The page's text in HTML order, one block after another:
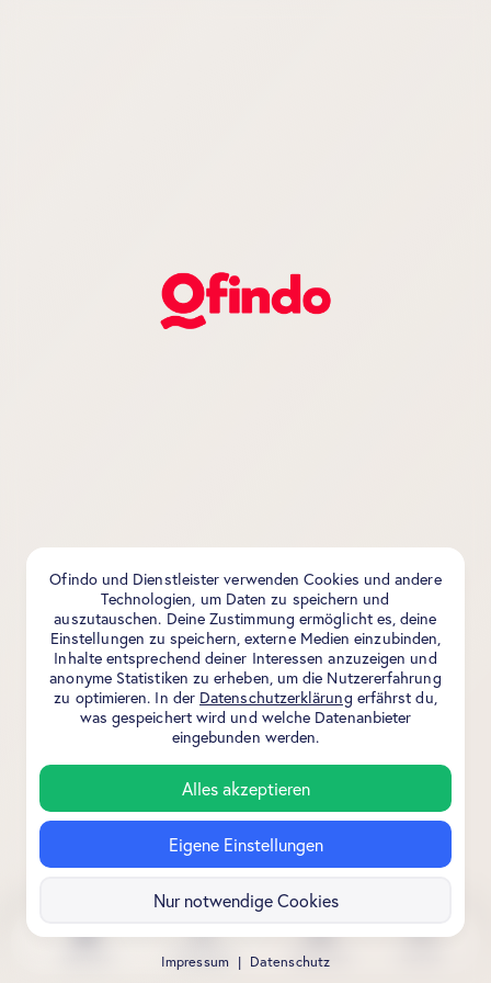
Ofindo und Dienstleister verwenden Cookies und andere
Technologien, um Daten zu speichern und
auszutauschen. Deine Zustimmung ermöglicht es, deine
Einstellungen zu speichern, externe Medien einzubinden,
Inhalte entsprechend deiner Interessen anzuzeigen und
anonyme Statistiken zu erheben, um die Nutzererfahrung
zu optimieren. In der Datenschutzerklärung erfährst du,
was gespeichert wird und welche Datenanbieter
eingebunden werden.
Alles akzeptieren
Eigene Einstellungen
Nur notwendige Cookies
Impressum | Datenschutz
Stadtplan Kalender